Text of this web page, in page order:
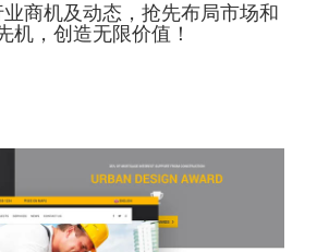
商机及动态，抢先布局市场和
机，创造无限价值！